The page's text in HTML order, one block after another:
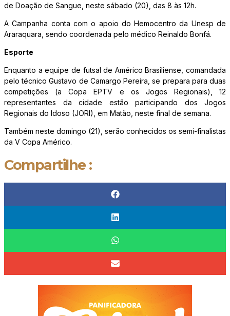
de Doação de Sangue, neste sábado (20), das 8 às 12h.
A Campanha conta com o apoio do Hemocentro da Unesp de
Araraquara, sendo coordenada pelo médico Reinaldo Bonfá.
Esporte
Enquanto a equipe de futsal de Américo Brasiliense, comandada
pelo técnico Gustavo de Camargo Pereira, se prepara para duas
competições (a Copa EPTV e os Jogos Regionais), 12
representantes da cidade estão participando dos Jogos
Regionais do Idoso (JORI), em Matão, neste final de semana.
Também neste domingo (21), serão conhecidos os semi-finalistas
da V Copa Américo.
Compartilhe :